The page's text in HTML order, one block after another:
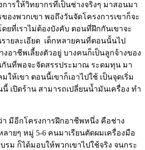
ารให้วิทยากรที่เป็นช่างจริงๆ มาสอนมา
องพวกเขา พอถึงวันจัดโครงการเขาก็จะ
ยที่เราไม่ต้องบังคับ ตอนที่ฝึกกันเขาจะ
ายละเอียด  เด็กหลายคนที่ตอนนั้นไป
อาชีพเลี้ยงตัวอยู่ บางคนก็เป็นลูกจ้างของ
นที่พอจะจัดสรรประมาณ ระดมทุน มา
ห้เขา ตอนนี้เขาก็เอาไปใช้ เป็นจุดเริ่ม
เปิดร้าน สามารถเปลี่ยนน้ำมันเครื่อง ทำ
า มีอีกโครงการฝึกอาชีพหนึ่ง คือช่าง
ายๆ หมู่ 5-6 คนมาเรียนตัดผมเครื่องมือ
ม ก็ได้มอบให้พวกเขาไปใช้จริง จนกระ